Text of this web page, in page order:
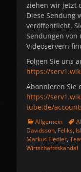
ziehen wir jetzt
Diese Sendung
veröffentlicht.
Sendungen von
Videoservern
Folgen Sie uns
https://
Abonnieren Sie
https://
tube.de/
K
a
t
e
Allgemein
S
c
h
l
Davidsson, Feliks,
Markus Fiedler,
Wirtschaftsskandal